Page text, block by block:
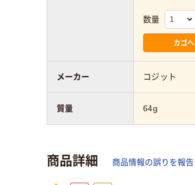
数量
カゴへ
コジット
64g
メーカー
質量
商品詳細 商品情報の誤りを報告